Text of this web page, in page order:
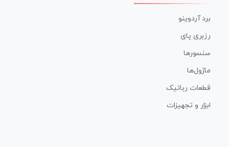
برد آردوینو
رزبری پای
سنسورها
ماژول‌ها
قطعات رباتیک
ابزار و تجهیزات